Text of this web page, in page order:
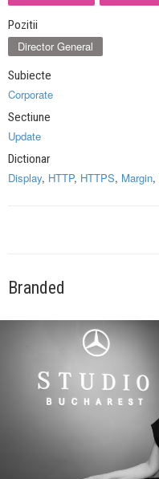
Pozitii
Director General
Subiecte
Corporate
Sectiune
Update
Dictionar
Display, HTTP, HTTPS, Margin,
Branded